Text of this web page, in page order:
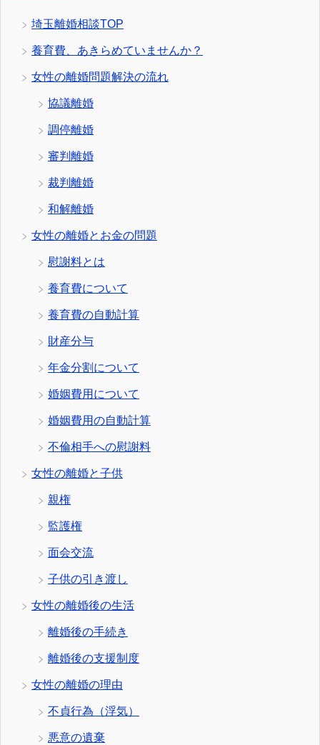
埼玉離婚相談TOP
養育費、あきらめていませんか？
女性の離婚問題解決の流れ
協議離婚
調停離婚
審判離婚
裁判離婚
和解離婚
女性の離婚とお金の問題
慰謝料とは
養育費について
養育費の自動計算
財産分与
年金分割について
婚姻費用について
婚姻費用の自動計算
不倫相手への慰謝料
女性の離婚と子供
親権
監護権
面会交流
子供の引き渡し
女性の離婚後の生活
離婚後の手続き
離婚後の支援制度
女性の離婚の理由
不貞行為（浮気）
悪意の遺棄